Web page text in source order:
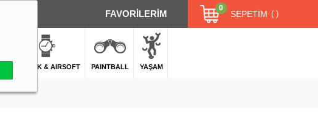
FAVORİLERİM SEPETIM
0
ATICILIK & AIRSOFT PAINTBALL YAŞAM